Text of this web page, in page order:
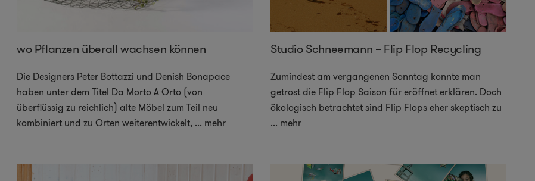
wo Pflanzen überall wachsen können
Die Designers Peter Bottazzi und Denish Bonapace
haben unter dem Titel Da Morto A Orto (von
überflüssig zu reichlich) alte Möbel zum Teil neu
kombiniert und zu Orten weiterentwickelt, ... mehr
Studio Schneemann – Flip Flop Recycling
Zumindest am vergangenen Sonntag konnte man
getrost die Flip Flop Saison für eröffnet erklären. Doch
ökologisch betrachtet sind Flip Flops eher skeptisch zu
... mehr